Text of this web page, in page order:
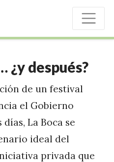
¿y después?
de un festival
el Gobierno
La Boca se
ideal del
privada que